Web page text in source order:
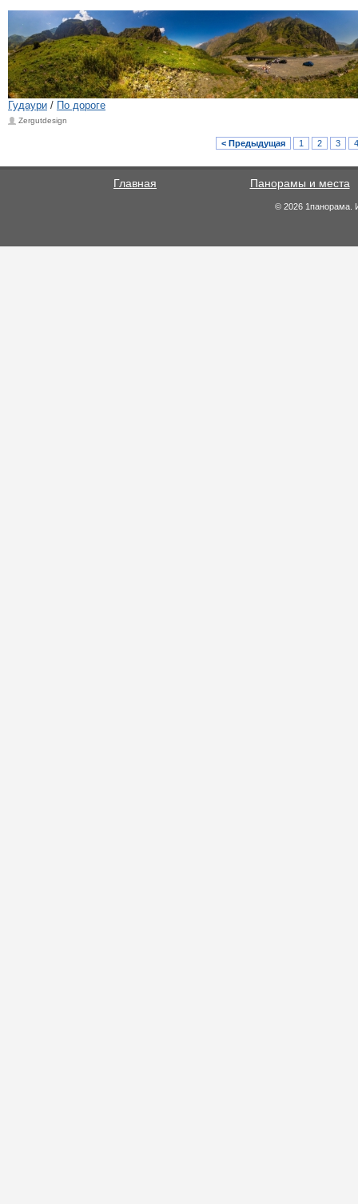
Гудаури / По дороге
Zergutdesign
< Предыдущая 1 2 3 4
Главная Панорамы и места
© 2026 1панорама.